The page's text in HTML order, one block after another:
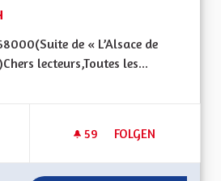
de « L’Alsace de
lecteurs,Toutes les...
59 59 FOLLOWER
FOLGEN
L'ALSACE DE